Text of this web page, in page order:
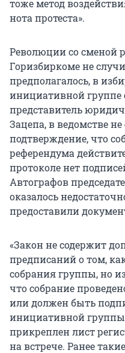
тоже метод
нота протеста».
Революции со сменой
Горизбиркоме не
предполагалось, в
инициативной группе
представитель
Зацепа, в ведомстве
подтверждение, что
референдума
протоколе нет
Автографов
оказалось
предоставили
«Закон не содержит
предписаний о том,
собрания группы, но
что собрание
или должен быть
инициативной
прикреплен лист
на встрече. Ранее